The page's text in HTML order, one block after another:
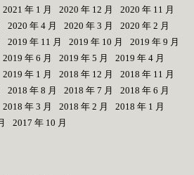
2021 年 1 月 2020 年 12 月
2020 年 11 月
2020 年 4 月 2020 年 3 月
2020 年 2 月
2019 年 11 月 2019 年 10 月
2019 年 9 月
2019 年 6 月 2019 年 5 月
2019 年 4 月
2019 年 1 月 2018 年 12 月
2018 年 11 月
2018 年 8 月 2018 年 7 月
2018 年 6 月
2018 年 3 月 2018 年 2 月
2018 年 1 月
2017 年 10 月